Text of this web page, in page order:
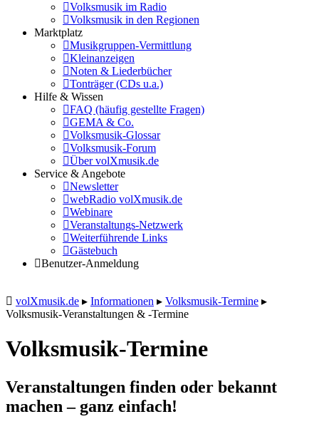
Volksmusik im Radio
Volksmusik in den Regionen
Marktplatz
Musikgruppen-Vermittlung
Kleinanzeigen
Noten & Liederbücher
Tonträger (CDs u.a.)
Hilfe & Wissen
FAQ (häufig gestellte Fragen)
GEMA & Co.
Volksmusik-Glossar
Volksmusik-Forum
Über volXmusik.de
Service & Angebote
Newsletter
webRadio volXmusik.de
Webinare
Veranstaltungs-Netzwerk
Weiterführende Links
Gästebuch
Benutzer-Anmeldung
volXmusik.de ▸ Informationen ▸ Volksmusik-Termine ▸
Volksmusik-Veranstaltungen & -Termine
Volksmusik-Termine
Veranstaltungen finden oder bekannt
machen – ganz einfach!